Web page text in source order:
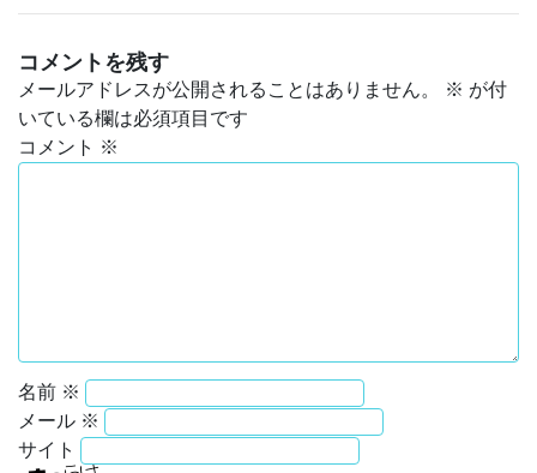
コメントを残す
メールアドレスが公開されることはありません。 ※ が付
いている欄は必須項目です
コメント ※
名前 ※
メール ※
サイト